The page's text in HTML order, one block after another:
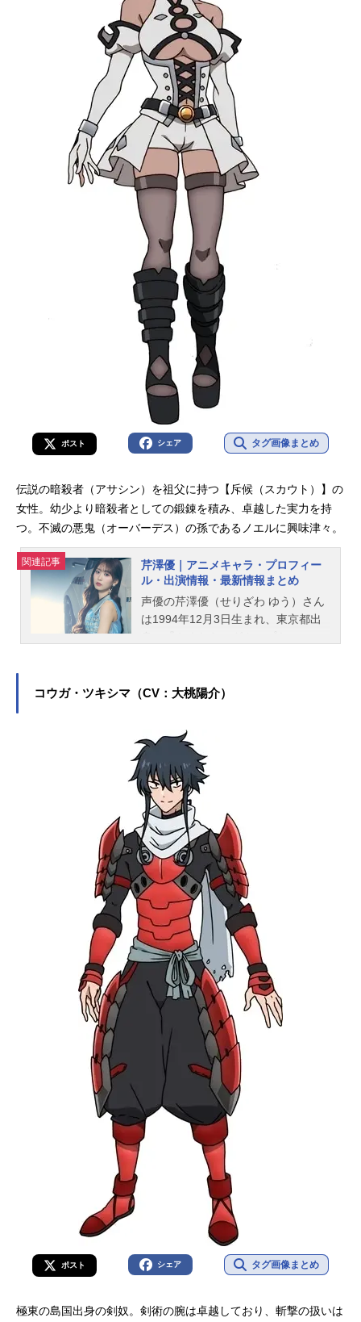
ポスト シェア タグ画像まとめ
伝説の暗殺者（アサシン）を祖父に持つ【斥候（スカウト）】の
女性。幼少より暗殺者としての鍛錬を積み、卓越した実力を持
つ。不滅の悪鬼（オーバーデス）の孫であるノエルに興味津々。
関連記事
芹澤優｜アニメキャラ・プロフィー
ル・出演情報・最新情報まとめ
声優の芹澤優（せりざわ ゆう）さん
は1994年12月3日生まれ、東京都出
作品のキャラクターを演じていま
コウガ・ツキシマ（CV：大桃陽介）
ポスト シェア タグ画像まとめ
極東の島国出身の剣奴。剣術の腕は卓越しており、斬撃の扱いは